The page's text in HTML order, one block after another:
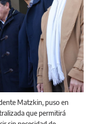
que permitirá